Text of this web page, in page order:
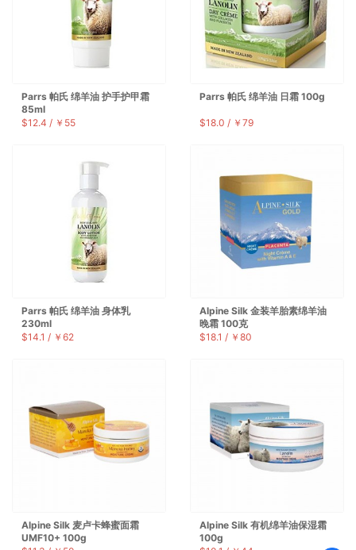
Parrs 帕氏 绵羊油 护手护甲霜
85ml
$12.4 / ￥55
Parrs 帕氏 绵羊油 日霜 100g
$18.0 / ￥79
Parrs 帕氏 绵羊油 身体乳
230ml
$14.1 / ￥62
Alpine Silk 金装羊胎素绵羊油
晚霜 100克
$18.1 / ￥80
Alpine Silk 麦卢卡蜂蜜面霜
UMF10+ 100g
Alpine Silk 有机绵羊油保湿霜
100g